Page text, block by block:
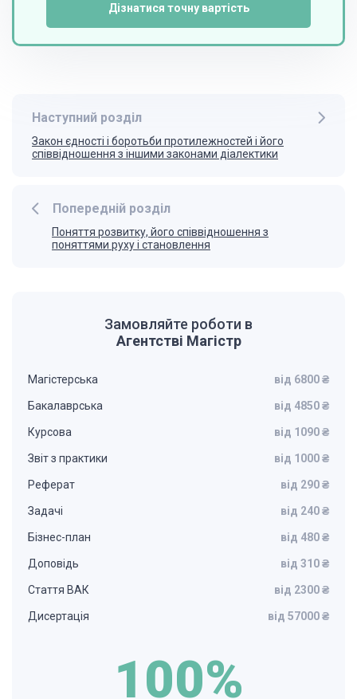
Дізнатися точну вартість
Попередній розділ
Поняття розвитку, його співвідношення з
поняттями руху і становлення
Наступний розділ
Закон єдності і боротьби протилежностей і його
співвідношення з іншими законами діалектики
Замовляйте роботи в
Агентстві Магістр
Магістерська від 6800 ₴
Бакалаврська від 4850 ₴
Курсова від 1090 ₴
Звіт з практики від 1000 ₴
Реферат від 290 ₴
Задачі від 240 ₴
Бізнес-план від 480 ₴
Доповідь від 310 ₴
Стаття ВАК від 2300 ₴
Дисертація від 57000 ₴
100%